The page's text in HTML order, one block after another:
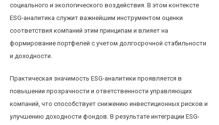
социального и экологического воздействия. В этом контексте
ESG-аналитика служит важнейшим инструментом оценки
соответствия компаний этим принципам и влияет на
формирование портфелей с учетом долгосрочной стабильности
и доходности.
Практическая значимость ESG-аналитики проявляется в
повышении прозрачности и ответственности управляющих
компаний, что способствует снижению инвестиционных рисков и
улучшению доходности фондов. В результате интеграции ESG-